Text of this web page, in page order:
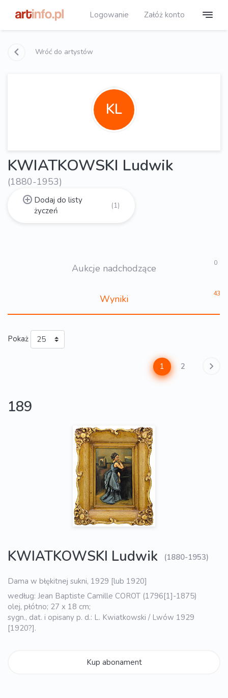
Logowanie Załóż konto
Wróć do artystów
KL
KWIATKOWSKI Ludwik
(1880-1953)
Dodaj do listy
życzeń
(1)
Aukcje nadchodzące 0
Wyniki 43
Pokaż
1 2
189
KWIATKOWSKI Ludwik (1880-1953)
Dama w błękitnej sukni, 1929 [lub 1920]
według: Jean Baptiste Camille COROT (1796[1]-1875)
olej, płótno; 27 x 18 cm;
sygn., dat. i opisany p. d.: L. Kwiatkowski / Lwów 1929
[1920?].
Kup abonament